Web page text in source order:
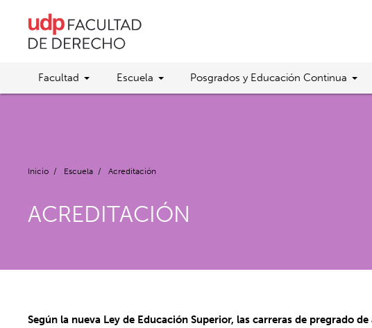
Facultad Escuela Posgrados y Educación Continua
Inicio / Escuela / Acreditación
ACREDITACIÓN
Según la nueva Ley de Educación Superior, las carreras de pregrado